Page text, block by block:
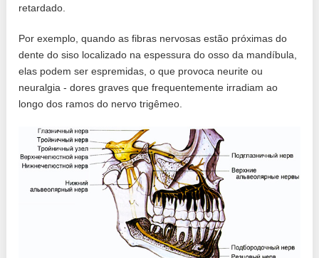
retardado.
Por exemplo, quando as fibras nervosas estão próximas do
dente do siso localizado na espessura do osso da mandíbula,
elas podem ser espremidas, o que provoca neurite ou
neuralgia - dores graves que frequentemente irradiam ao
longo dos ramos do nervo trigêmeo.